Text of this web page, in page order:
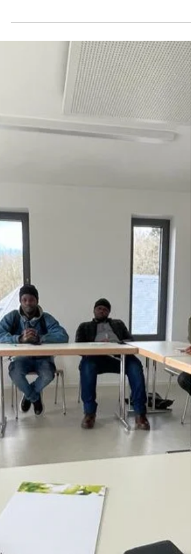
🎖️Formation Makers🎖️
📆 Le 28 février, avec le soutien du Ministère
la Famille, des Solidarités, du Vivre ensemble et
de l'Accueil, nous avons organisé une...